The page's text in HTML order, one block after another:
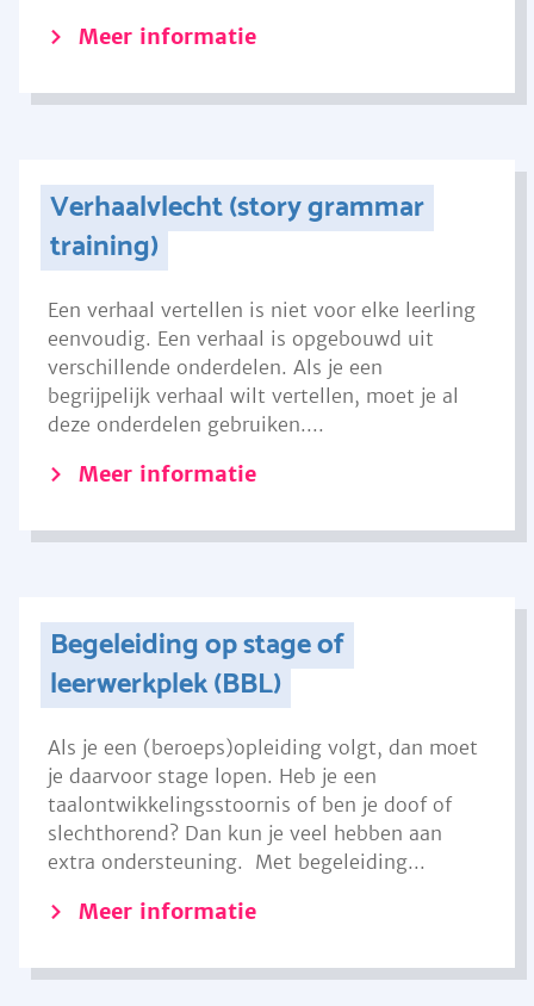
Meer informatie
Verhaalvlecht (story grammar
training)
Een verhaal vertellen is niet voor elke leerling
eenvoudig. Een verhaal is opgebouwd uit
verschillende onderdelen. Als je een
begrijpelijk verhaal wilt vertellen, moet je al
deze onderdelen gebruiken....
Meer informatie
Begeleiding op stage of
leerwerkplek (BBL)
Als je een (beroeps)opleiding volgt, dan moet
je daarvoor stage lopen. Heb je een
taalontwikkelingsstoornis of ben je doof of
slechthorend? Dan kun je veel hebben aan
extra ondersteuning. Met begeleiding...
Meer informatie